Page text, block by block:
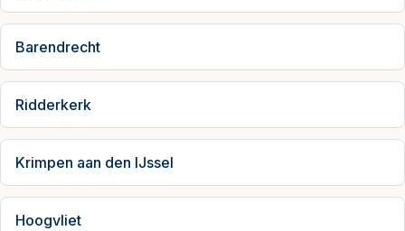
Barendrecht
Ridderkerk
Krimpen aan den IJssel
Hoogvliet